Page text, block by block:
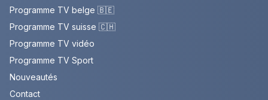
Programme TV belge 🇧🇪
Programme TV suisse 🇨🇭
Programme TV vidéo
Programme TV Sport
Nouveautés
Contact